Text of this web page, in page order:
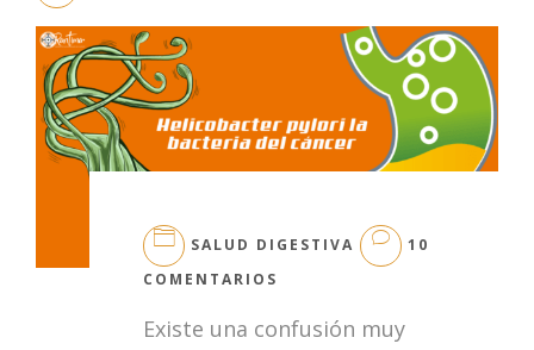
SALUD DIGESTIVA
10
COMENTARIOS
PYLORI
Existe una confusión muy